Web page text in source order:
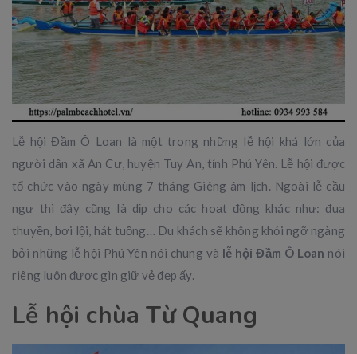
Lễ hội Đầm Ô Loan là một trong những lễ hội khá lớn của
người dân xã An Cư, huyện Tuy An, tỉnh Phú Yên. Lễ hội được
tổ chức vào ngày mùng 7 tháng Giêng âm lịch. Ngoài lễ cầu
ngư thì đây cũng là dịp cho các hoạt động khác như: đua
thuyền, bơi lội, hát tuồng… Du khách sẽ không khỏi ngỡ ngàng
bởi những lễ hội Phú Yên nói chung và lễ hội Đầm Ô Loan nói
riêng luôn được gìn giữ vẻ đẹp ấy.
Lễ hội chùa Từ Quang